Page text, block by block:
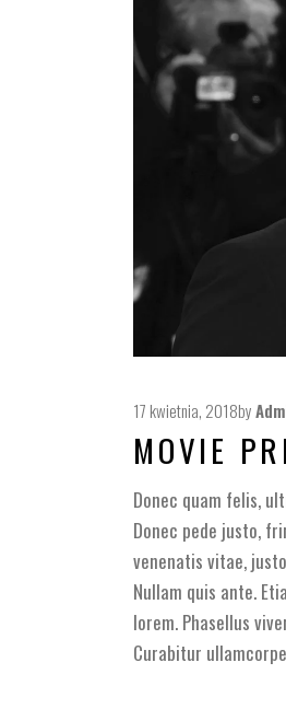
17 kwietnia, 2018by
MOVIE
Donec quam felis,
Donec pede justo,
venenatis vitae,
Nullam quis ante.
lorem. Phasellus
Curabitur